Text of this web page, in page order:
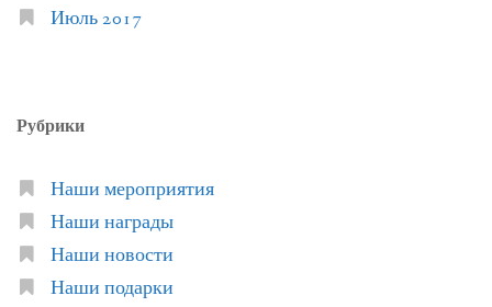
Июль 2017
Рубрики
Наши мероприятия
Наши награды
Наши новости
Наши подарки